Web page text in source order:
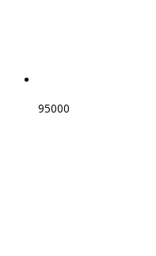
95000